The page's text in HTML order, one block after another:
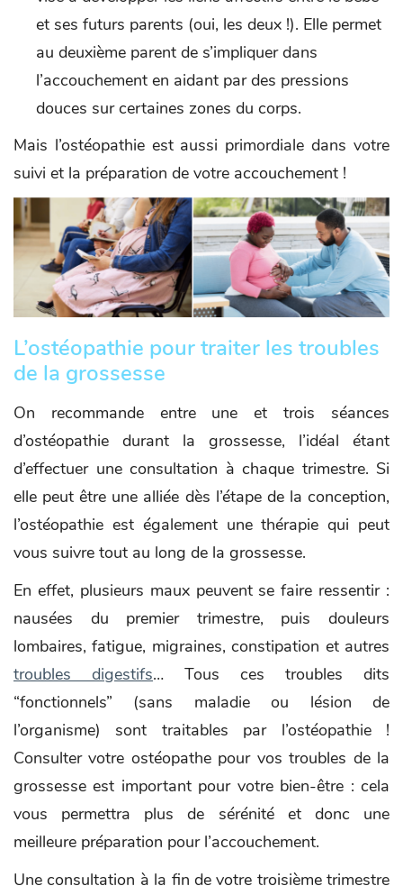
et ses futurs parents (oui, les deux !). Elle permet
au deuxième parent de s’impliquer dans
l’accouchement en aidant par des pressions
douces sur certaines zones du corps.
Mais l’ostéopathie est aussi primordiale dans votre
suivi et la préparation de votre accouchement !
L’ostéopathie pour traiter les troubles
de la grossesse
On recommande entre une et trois séances
d’ostéopathie durant la grossesse, l’idéal étant
d’effectuer une consultation à chaque trimestre. Si
elle peut être une alliée dès l’étape de la conception,
l’ostéopathie est également une thérapie qui peut
vous suivre tout au long de la grossesse.
En effet, plusieurs maux peuvent se faire ressentir :
nausées du premier trimestre, puis douleurs
lombaires, fatigue, migraines, constipation et autres
troubles digestifs… Tous ces troubles dits
“fonctionnels” (sans maladie ou lésion de
l’organisme) sont traitables par l’ostéopathie !
Consulter votre ostéopathe pour vos troubles de la
grossesse est important pour votre bien-être : cela
vous permettra plus de sérénité et donc une
meilleure préparation pour l’accouchement.
Une consultation à la fin de votre troisième trimestre